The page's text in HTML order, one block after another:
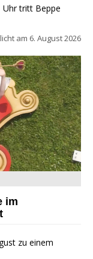
Uhr tritt Beppe
am 6. August 2026
im
zu einem